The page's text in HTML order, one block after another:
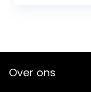
Over ons